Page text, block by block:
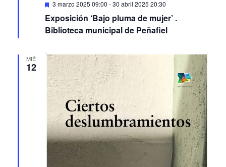
Featured
3 marzo 2025 09:00 -30 abril 2025 20:30
Exposición ‘Bajo pluma de mujer’ .
Biblioteca municipal de Peñafiel
MIÉ
12